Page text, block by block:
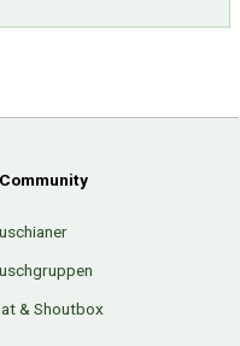
TwitterÜber Tauschbu↔de
Community
& Shoutbox